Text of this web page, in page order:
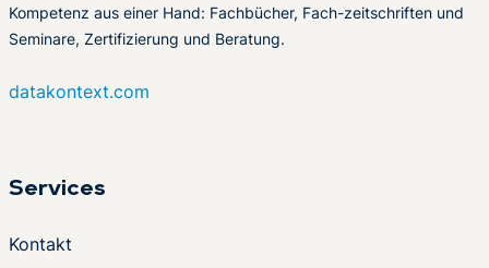
Kompetenz aus einer Hand: Fachbücher, Fach-zeitschriften und
Seminare, Zertifizierung und Beratung.
datakontext.com
Services
Kontakt